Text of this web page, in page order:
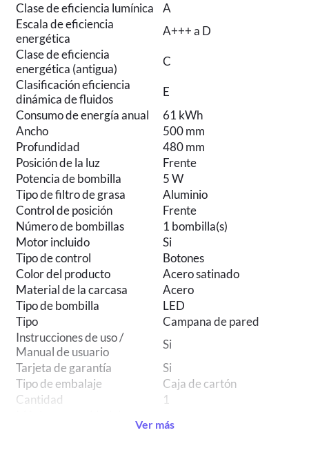
Clase de eficiencia lumínica
A
Escala de eficiencia
energética
A+++ a D
Clase de eficiencia
energética (antigua)
C
Clasificación eficiencia
dinámica de fluidos
E
Consumo de energía anual
61 kWh
Ancho
500 mm
Profundidad
480 mm
Posición de la luz
Frente
Potencia de bombilla
5 W
Tipo de filtro de grasa
Aluminio
Control de posición
Frente
Número de bombillas
1 bombilla(s)
Motor incluido
Si
Tipo de control
Botones
Color del producto
Acero satinado
Material de la carcasa
Acero
Tipo de bombilla
LED
Tipo
Campana de pared
Instrucciones de uso /
Manual de usuario
Si
Tarjeta de garantía
Si
Tipo de embalaje
Caja de cartón
Cantidad
1
310 m³/h
Ver más